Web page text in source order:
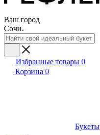
Ваш город
Сочи
Избранные товары 0
Корзина 0
Букеты